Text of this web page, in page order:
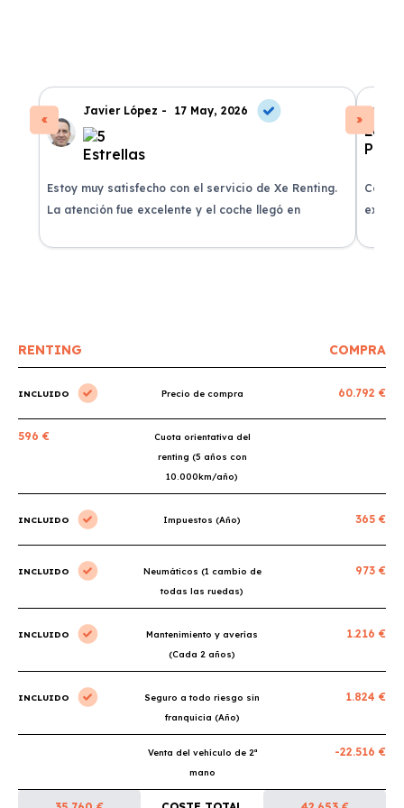
Javier López - 17 May, 2026
Estoy muy satisfecho con el servicio de Xe Renting.
La atención fue excelente y el coche llegó en
RENTING COMPRA
INCLUIDO Precio de compra 60.792 €
596 €
Cuota orientativa del
renting (5 años con
10.000km/año)
INCLUIDO Impuestos (Año) 365 €
INCLUIDO
Neumáticos (1 cambio de
todas las ruedas)
973 €
INCLUIDO
Mantenimiento y averías
(Cada 2 años)
1.216 €
INCLUIDO
Seguro a todo riesgo sin
franquicia (Año)
1.824 €
Venta del vehículo de 2ª
mano
-22.516 €